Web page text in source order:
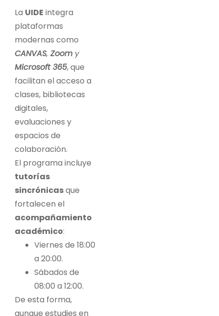
La UIDE integra
plataformas
modernas como
CANVAS, Zoom y
Microsoft 365, que
facilitan el acceso a
clases, bibliotecas
digitales,
evaluaciones y
espacios de
colaboración.
El programa incluye
tutorías
sincrónicasque
fortalecen el
acompañamiento
académico:
Viernes de 18:00
a 20:00.
Sábados de
08:00 a 12:00.
De esta forma,
aunque estudies en